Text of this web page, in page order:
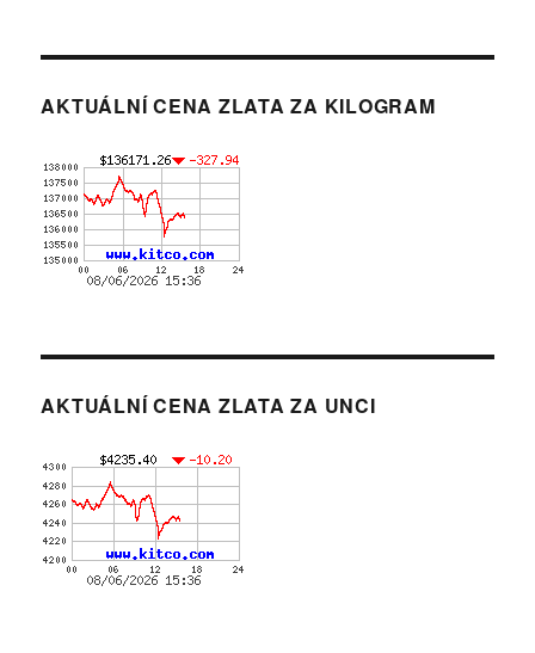
AKTUÁLNÍ CENA ZLATA ZA KILOGRAM
AKTUÁLNÍ CENA ZLATA ZA UNCI